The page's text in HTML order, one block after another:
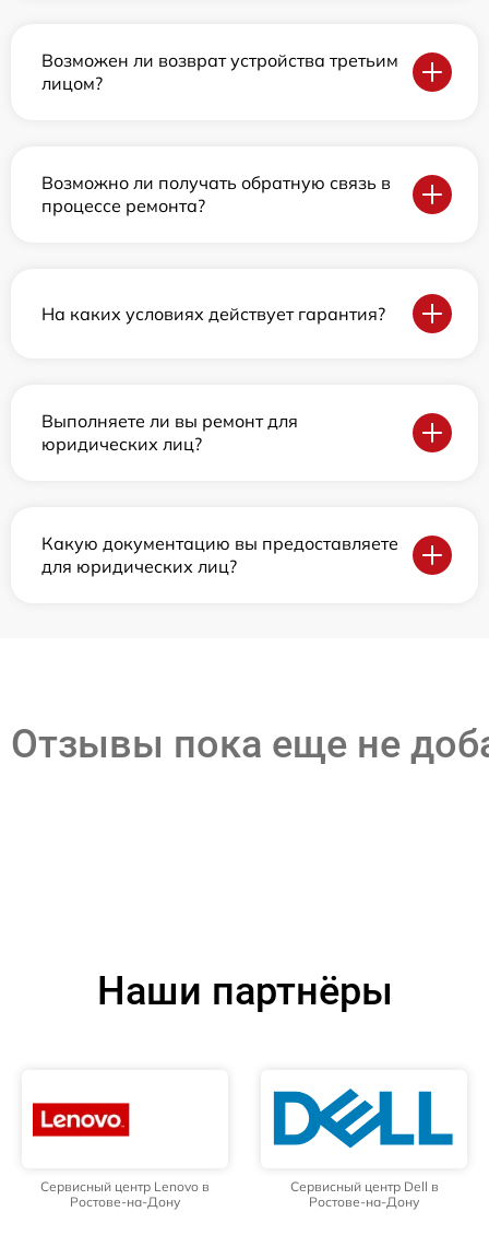
Возможен ли возврат устройства третьим
лицом?
Возможно ли получать обратную связь в
процессе ремонта?
На каких условиях действует гарантия?
Выполняете ли вы ремонт для
юридических лиц?
Какую документацию вы предоставляете
для юридических лиц?
Отзывы пока еще не
Наши партнёры
Сервисный центр Lenovo в
Ростове-на-Дону
Сервисный центр Dell в
Ростове-на-Дону